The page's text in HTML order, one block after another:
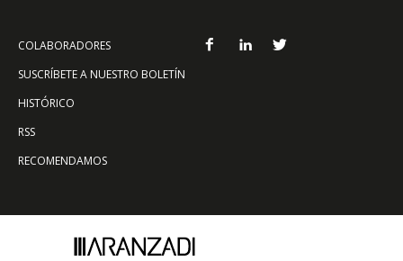
COLABORADORES
SUSCRÍBETE A NUESTRO BOLETÍN
HISTÓRICO
RSS
RECOMENDAMOS